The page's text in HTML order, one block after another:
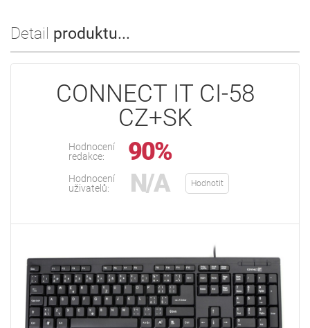
Detail produktu...
CONNECT IT CI-58
CZ+SK
Hodnocení
redakce:
90%
Hodnocení
uživatelů:
N/A Hodnotit